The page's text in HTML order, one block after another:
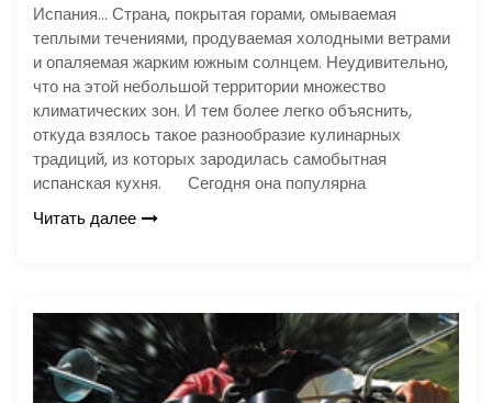
Испания… Страна, покрытая горами, омываемая
теплыми течениями, продуваемая холодными ветрами
и опаляемая жарким южным солнцем. Неудивительно,
что на этой небольшой территории множество
климатических зон. И тем более легко объяснить,
откуда взялось такое разнообразие кулинарных
традиций, из которых зародилась самобытная
испанская кухня. Сегодня она популярна
Читать далее